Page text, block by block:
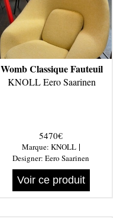
Womb Classique Fauteuil
KNOLL Eero Saarinen
5470€
Marque: KNOLL|
Designer: Eero Saarinen
Voir ce produit